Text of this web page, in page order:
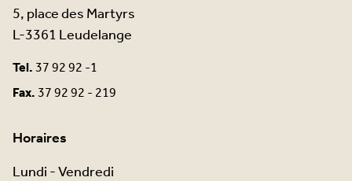
5, place des Martyrs
L-3361 Leudelange
Tel.37 92 92 -1
Fax.37 92 92 - 219
Horaires
Lundi - Vendredi